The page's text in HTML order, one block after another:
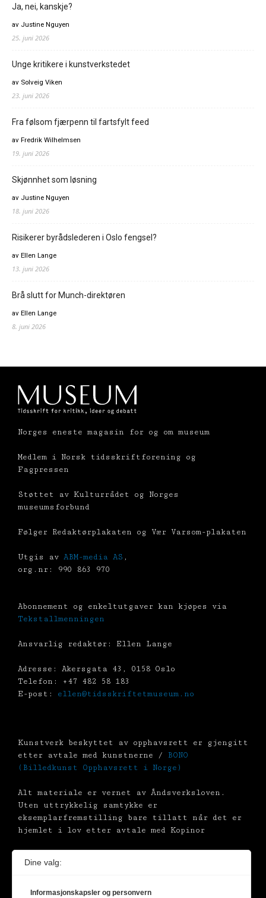
Ja, nei, kanskje?
av Justine Nguyen
25. juni 2026
Unge kritikere i kunstverkstedet
av Solveig Viken
23. juni 2026
Fra følsom fjærpenn til fartsfylt feed
av Fredrik Wilhelmsen
19. juni 2026
Skjønnhet som løsning
av Justine Nguyen
18. juni 2026
Risikerer byrådslederen i Oslo fengsel?
av Ellen Lange
13. juni 2026
Brå slutt for Munch-direktøren
av Ellen Lange
8. juni 2026
Norges eneste magasin for og om museum
Medlem i Norsk tidsskriftforening og
Fagpressen
Støttet av Kulturrådet og Norges
museumsforbund
Følger Redaktørplakaten og Vær Varsom-plakaten
Utgis av ABM-media AS ,
org.nr: 990 863 970
Abonnement og enkeltutgaver kan kjøpes via
Tekstallmenningen
Ansvarlig redaktør: Ellen Lange
Adresse: Akersgata 43, 0158 Oslo
Telefon: +47 482 58 183
E-post: ellen@tidsskriftetmuseum.no
Kunstverk beskyttet av opphavsrett er gjengitt
etter avtale med kunstnerne / BONO
(Billedkunst Opphavsrett i Norge)
Alt materiale er vernet av Åndsverksloven.
Uten uttrykkelig samtykke er
eksemplarfremstilling bare tillatt når det er
hjemlet i lov etter avtale med Kopinor
Dine valg:
Informasjonskapsler og personvern